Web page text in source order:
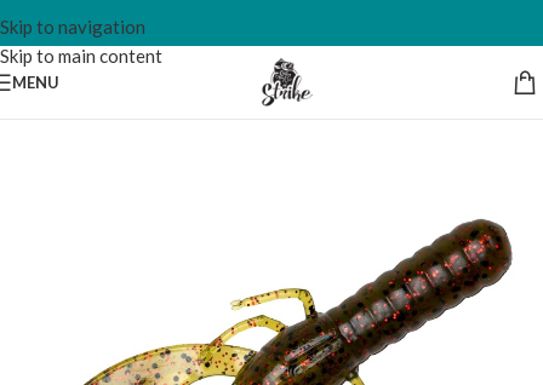
Skip to navigation
Skip to main content
MENU